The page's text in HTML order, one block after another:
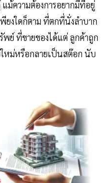
ม้ความต้องการอยากมีที่อยู่
ยงใดก็ตาม ที่ตกที่นั่งลำบาก
ย์ ที่ขายของได้แต่ ลูกค้าถูก
หม่หรือกลายเป็นสต๊อก นับ